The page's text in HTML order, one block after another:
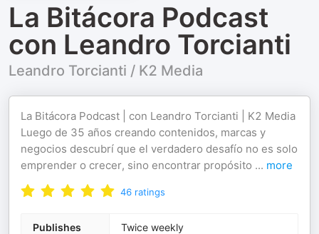
La Bitácora Podcast
con Leandro Torcianti
Leandro Torcianti / K2 Media
La Bitácora Podcast | con Leandro Torcianti | K2 Media
Luego de 35 años creando contenidos, marcas y
negocios descubrí que el verdadero desafío no es solo
emprender o crecer, sino encontrar propósito ... more
46 ratings
Publishes Twice weekly